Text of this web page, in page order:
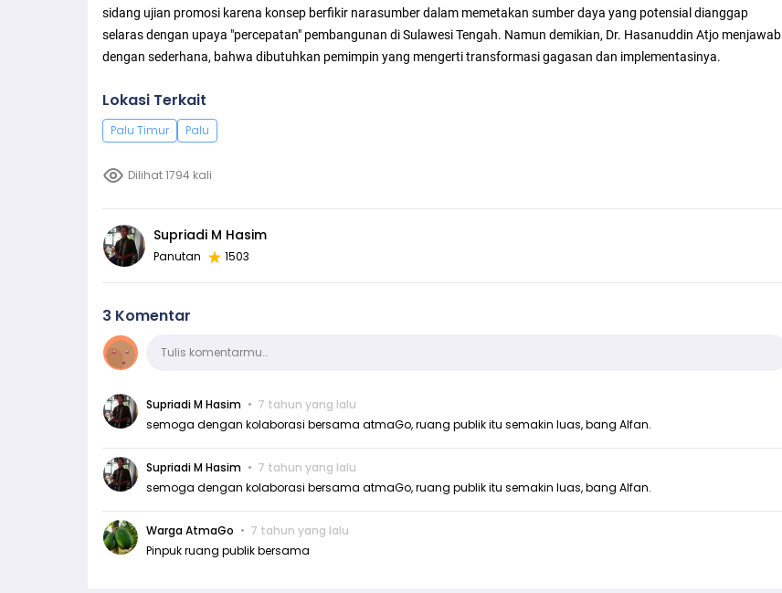
sidang ujian promosi karena konsep berfikir narasumber dalam memetakan sumber daya yang potensial dianggap
selaras dengan upaya "percepatan" pembangunan di Sulawesi Tengah. Namun demikian, Dr. Hasanuddin Atjo menjawab
dengan sederhana, bahwa dibutuhkan pemimpin yang mengerti transformasi gagasan dan implementasinya.
Lokasi Terkait
Palu Timur Palu
Dilihat 1794 kali
Supriadi M Hasim
Panutan 1503
3 Komentar
KomentarTulis komentarmu…
Supriadi M Hasim
7 tahun yang lalu
semoga dengan kolaborasi bersama atmaGo, ruang publik itu semakin luas, bang Alfan.
Supriadi M Hasim
7 tahun yang lalu
semoga dengan kolaborasi bersama atmaGo, ruang publik itu semakin luas, bang Alfan.
Warga AtmaGo
7 tahun yang lalu
Pinpuk ruang publik bersama